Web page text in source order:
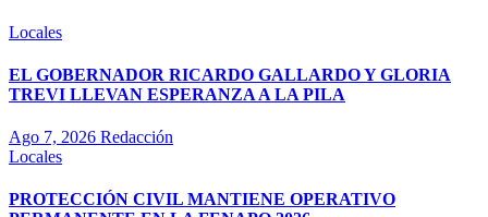
Locales
EL GOBERNADOR RICARDO GALLARDO Y GLORIA
TREVI LLEVAN ESPERANZA A LA PILA
Ago 7, 2026 Redacción
Locales
PROTECCIÓN CIVIL MANTIENE OPERATIVO